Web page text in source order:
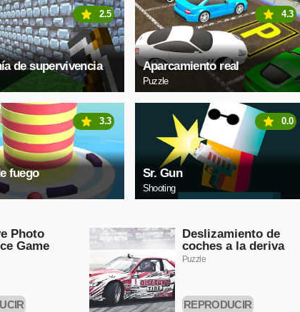
de supervivencia
2.5
Aparcamiento real
Puzzle
4.3
fuego
3.3
Sr. Gun
Shooting
0.0
Photo
Game
Deslizamiento de
coches a la deriva
Puzzle
REPRODUCIR